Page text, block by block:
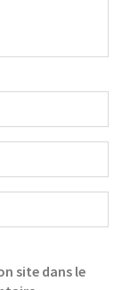
site dans le